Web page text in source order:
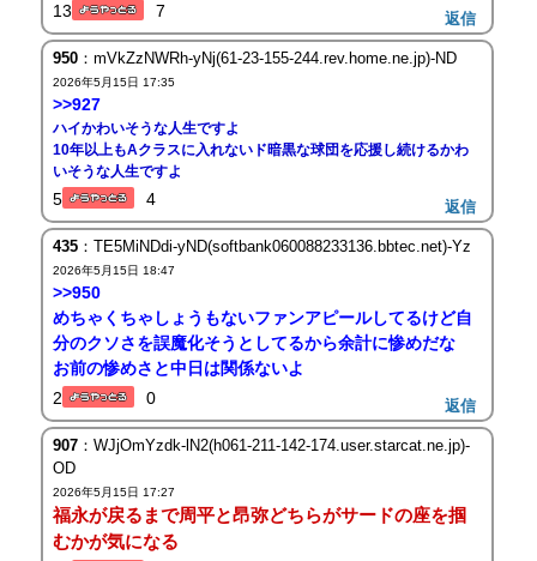
13
7 返信
950：mVkZzNWRh-yNj(61-23-155-244.rev.home.ne.jp)-ND
2026年5月15日 17:35
>>927
ハイかわいそうな人生ですよ
10年以上もAクラスに入れないド暗黒な球団を応援し続けるかわ
いそうな人生ですよ
5 4 返信
435：TE5MiNDdi-yND(softbank060088233136.bbtec.net)-Yz
2026年5月15日 18:47
>>950
めちゃくちゃしょうもないファンアピールしてるけど自
分のクソさを誤魔化そうとしてるから余計に惨めだな
お前の惨めさと中日は関係ないよ
2
0 返信
907：WJjOmYzdk-lN2(h061-211-142-174.user.starcat.ne.jp)-
OD
2026年5月15日 17:27
福永が戻るまで周平と昂弥どちらがサードの座を掴
むかが気になる